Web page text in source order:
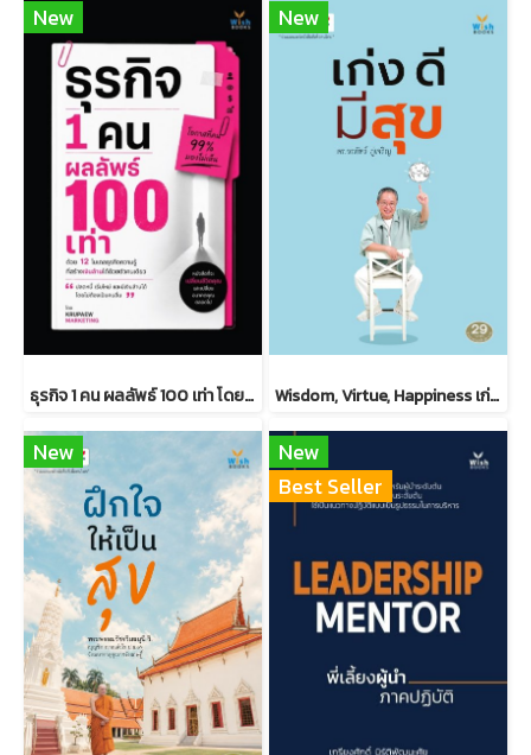
New
ธุรกิจ 1 คน ผลลัพธ์ 100 เท่า โดยครูแป๋ว จุฑามาศ อ่อนประดิษฐ
New
Wisdom, Virtue, Happiness เก่ง ดี มีสุข ดร.วรภัทร์ ภู่เจริญ
New
New
Best Seller